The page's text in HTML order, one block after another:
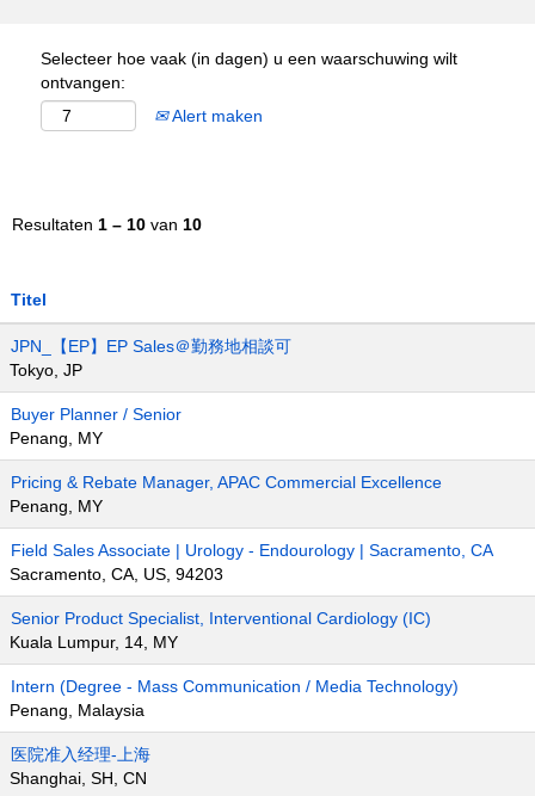
Selecteer hoe vaak (in dagen) u een waarschuwing wilt
ontvangen:
Alert maken
Resultaten 1 – 10 van 10
Titel
JPN_【EP】EP Sales＠勤務地相談可
Tokyo, JP
Buyer Planner / Senior
Penang, MY
Pricing & Rebate Manager, APAC Commercial Excellence
Penang, MY
Field Sales Associate | Urology - Endourology | Sacramento, CA
Sacramento, CA, US, 94203
Senior Product Specialist, Interventional Cardiology (IC)
Kuala Lumpur, 14, MY
Intern (Degree - Mass Communication / Media Technology)
Penang, Malaysia
医院准入经理-上海
Shanghai, SH, CN